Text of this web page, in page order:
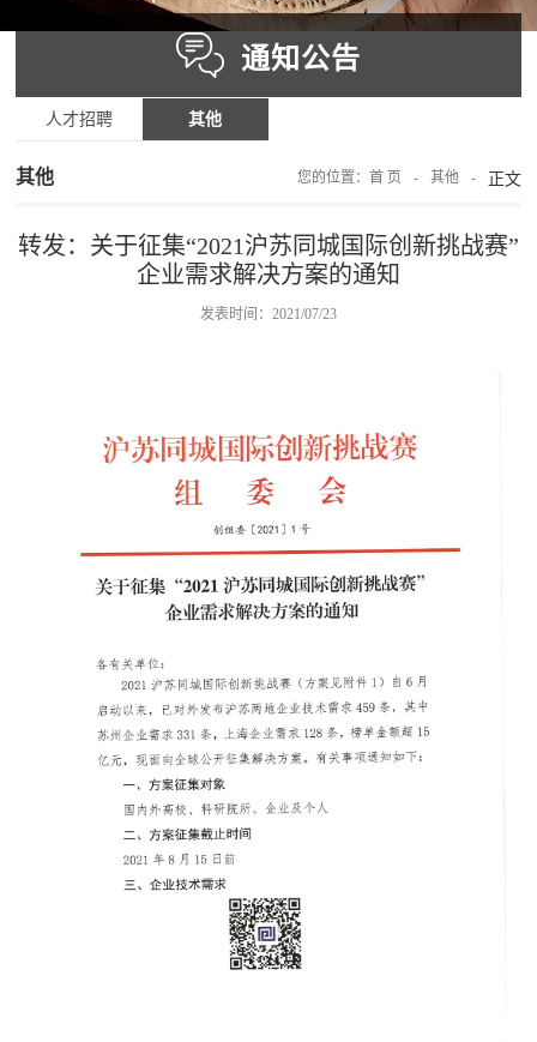
通知公告
人才招聘 其他
其他 您的位置： 首 页 - 其他 - 正文
转发：关于征集“2021沪苏同城国际创新挑战赛”
企业需求解决方案的通知
发表时间：2021/07/23